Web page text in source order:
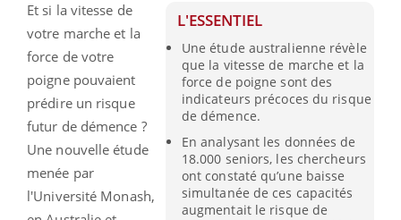
L'ESSENTIEL
Une étude australienne révèle
que la vitesse de marche et la
force de poigne sont des
indicateurs précoces du risque
de démence.
En analysant les données de
18.000 seniors, les chercheurs
ont constaté qu’une baisse
simultanée de ces capacités
augmentait le risque de
Et si la vitesse de
votre marche et la
force de votre
poigne pouvaient
prédire un risque
futur de démence ?
Une nouvelle étude
menée par
l'Université Monash,